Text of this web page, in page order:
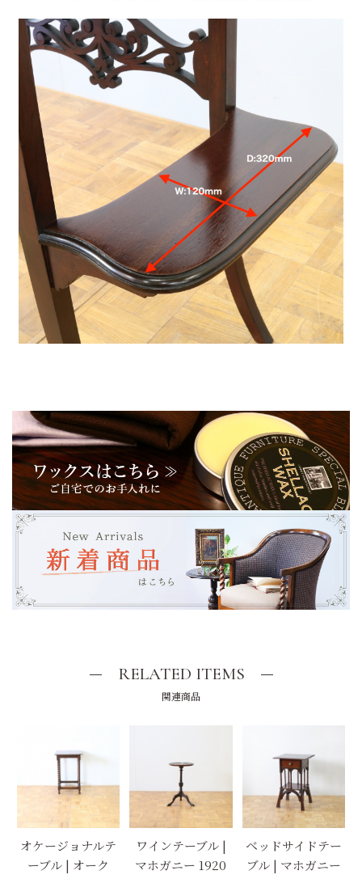
RELATED ITEMS
関連商品
オケージョナルテ
ーブル | オーク
ワインテーブル |
マホガニー 1920
ベッドサイドテー
ブル | マホガニー